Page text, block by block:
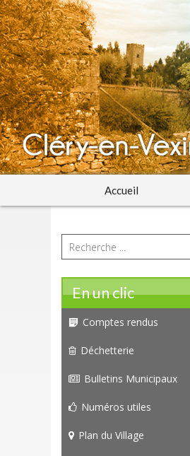
Accueil
En un clic
Comptes rendus
Déchetterie
Bulletins Municipaux
Numéros utiles
Plan du Village